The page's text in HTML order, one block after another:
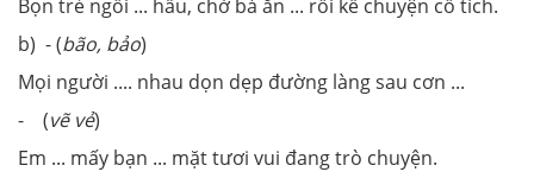
Bọn trẻ ngồi ... hẫu, chờ bà ăn ... rồi kể chuyện cổ tích.
b) - (bão, bảo)
Mọi người .... nhau dọn dẹp đường làng sau cơn ...
- (vẽ vẻ)
Em ... mấy bạn ... mặt tươi vui đang trò chuyện.